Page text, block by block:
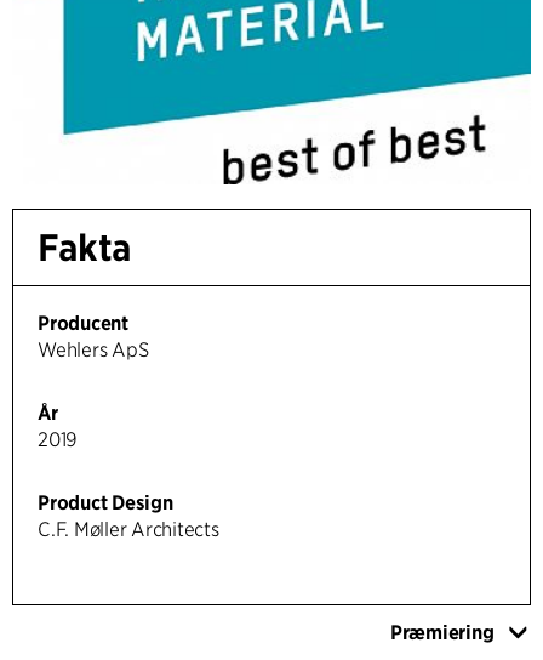
Fakta
Producent
Wehlers ApS
År
2019
Product Design
C.F. Møller Architects
Præmiering